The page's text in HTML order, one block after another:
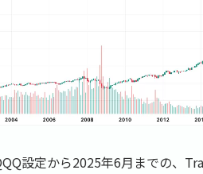
設定から2025年6月までの、